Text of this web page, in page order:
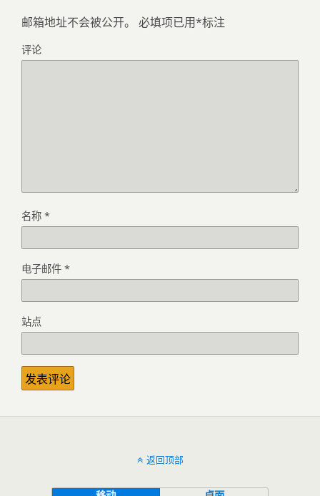
邮箱地址不会被公开。 必填项已用*标注
评论
名称 *
电子邮件 *
站点
返回顶部